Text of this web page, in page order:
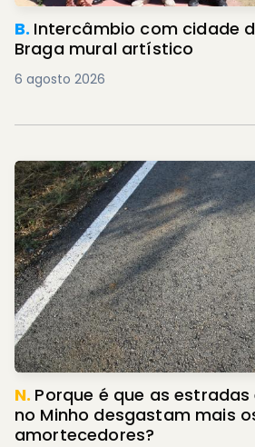
B. Intercâmbio com cidade de Cali
Braga mural artístico
6 agosto 2026
N. Porque é que as
no Minho desgastam mais
amortecedores?